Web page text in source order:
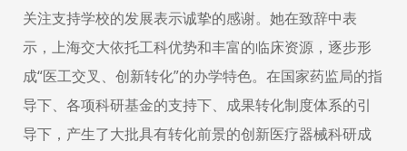
关注支持学校的发展表示诚挚的感谢。她在致辞中表
示，上海交大依托工科优势和丰富的临床资源，逐步形
成“医工交叉、创新转化”的办学特色。在国家药监局的指
导下、各项科研基金的支持下、成果转化制度体系的引
导下，产生了大批具有转化前景的创新医疗器械科研成